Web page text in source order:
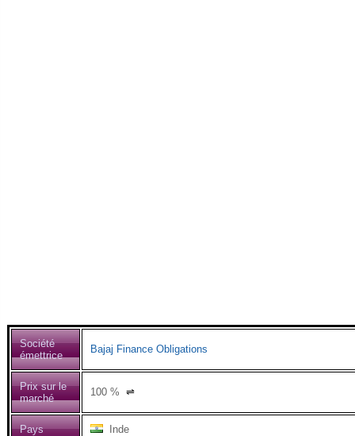
Société
émettrice
Bajaj Finance Obligations
Prix sur le
marché
100 % ⇌
Pays Inde